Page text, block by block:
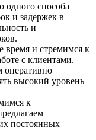
одного способа
и задержек в
и
и стремимся к
с клиентами.
оперативно
высокий уровень
к
постоянных